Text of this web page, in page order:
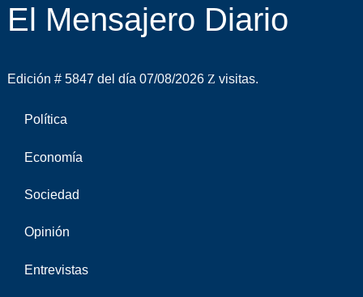
El Mensajero Diario
Edición # 5847 del día 07/08/2026 visitas.
Política
Economía
Sociedad
Opinión
Entrevistas